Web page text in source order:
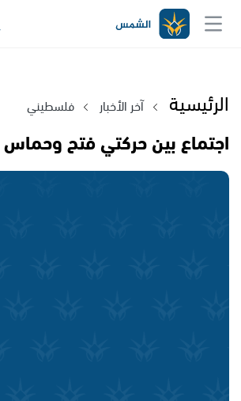
الرئيسية آخر الأخبار فلسطيني
اجتماع بين حركتي فتح